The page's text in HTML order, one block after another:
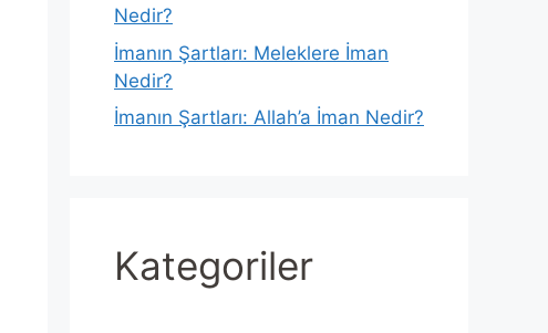
Nedir?
İmanın Şartları: Meleklere İman
Nedir?
İmanın Şartları: Allah’a İman Nedir?
Kategoriler